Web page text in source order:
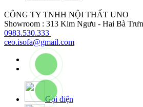
CÔNG TY TNHH NỘI THẤT UNO
Showroom : 313 Kim Ngưu - Hai Bà
0983.530.333
ceo.isofa@gmail.com
Gọi điện